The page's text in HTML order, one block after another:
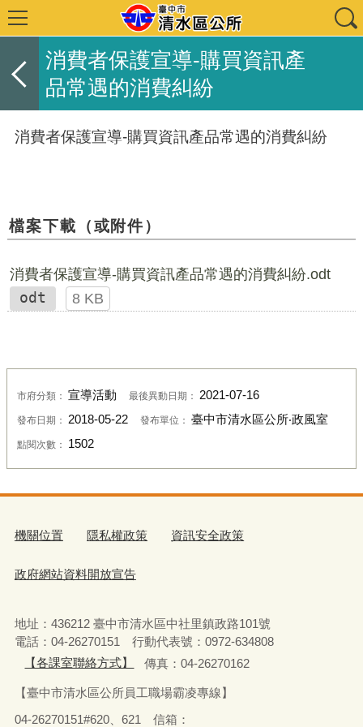
消費者保護宣導-購買資訊產
品常遇的消費糾紛
消費者保護宣導-購買資訊產品常遇的消費糾紛
檔案下載（或附件）
消費者保護宣導-購買資訊產品常遇的消費糾紛.odt
odt
8 KB
市府分類： 宣導活動 最後異動日期： 2021-07-16
發布日期： 2018-05-22 發布單位： 臺中市清水區公所‧政風室
點閱次數： 1502
機關位置 隱私權政策 資訊安全政策
政府網站資料開放宣告
地址：436212 臺中市清水區中社里鎮政路101號
電話：04-26270151 行動代表號：0972-634808
【各課室聯絡方式】
傳真：04-26270162
【臺中市清水區公所員工職場霸凌專線】
04-26270151#620、621 信箱：